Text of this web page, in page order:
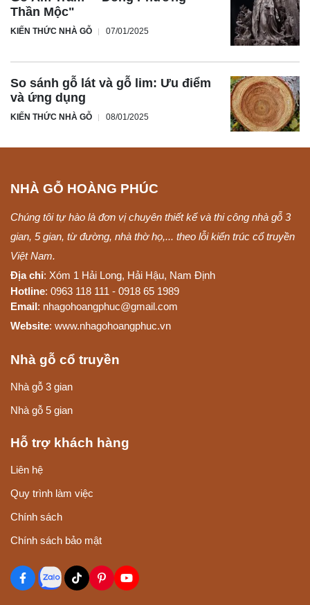
Thần Mộc"
KIẾN THỨC NHÀ GỖ 07/01/2025
So sánh gỗ lát và gỗ lim: Ưu điểm
và ứng dụng
KIẾN THỨC NHÀ GỖ 08/01/2025
NHÀ GỖ HOÀNG PHÚC
Chúng tôi tự hào là đơn vị chuyên thiết kế và thi công nhà gỗ 3
gian, 5 gian, từ đường, nhà thờ họ,... theo lỗi kiến trúc cổ truyền
Việt Nam.
Địa chỉ: Xóm 1 Hải Long, Hải Hậu, Nam Định
Hotline: 0963 118 111 - 0918 65 1989
Email: nhagohoangphuc@gmail.com
Website: www.nhagohoangphuc.vn
Nhà gỗ cổ truyền
Nhà gỗ 3 gian
Nhà gỗ 5 gian
Hỗ trợ khách hàng
Liên hệ
Quy trình làm việc
Chính sách
Chính sách bảo mật